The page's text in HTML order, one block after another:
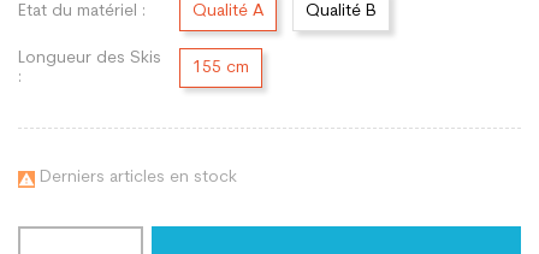
Etat du matériel : Qualité A Qualité B
Longueur des Skis
:
155 cm
 Derniers articles en stock